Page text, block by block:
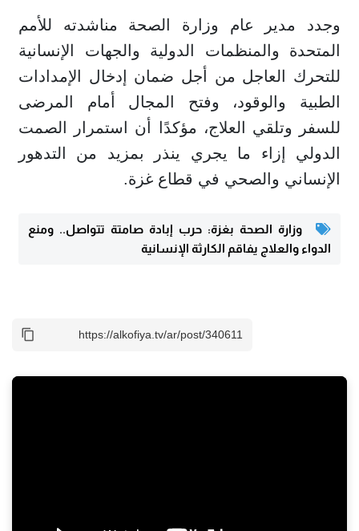
وجدد مدير عام وزارة الصحة مناشدته للأمم
المتحدة والمنظمات الدولية والجهات الإنسانية
للتحرك العاجل من أجل ضمان إدخال الإمدادات
الطبية والوقود، وفتح المجال أمام المرضى
للسفر وتلقي العلاج، مؤكدًا أن استمرار الصمت
الدولي إزاء ما يجري ينذر بمزيد من التدهور
الإنساني والصحي في قطاع غزة.
وزارة الصحة بغزة: حرب إبادة صامتة تتواصل.. ومنع
الدواء والعلاج يفاقم الكارثة الإنسانية